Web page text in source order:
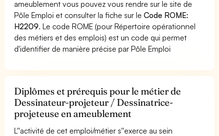
ameublement vous pouvez vous rendre sur le site de
Pôle Emploi et consulter la fiche sur leCode ROME:
H2209. Le code ROME (pour Répertoire opérationnel
des métiers et des emplois) est un code qui permet
d'identifier de manière précise par Pôle Emploi
Diplômes et prérequis pour le métier de
Dessinateur-projeteur / Dessinatrice-
projeteuse en ameublement
L''activité de cet emploi/métier s''exerce au sein